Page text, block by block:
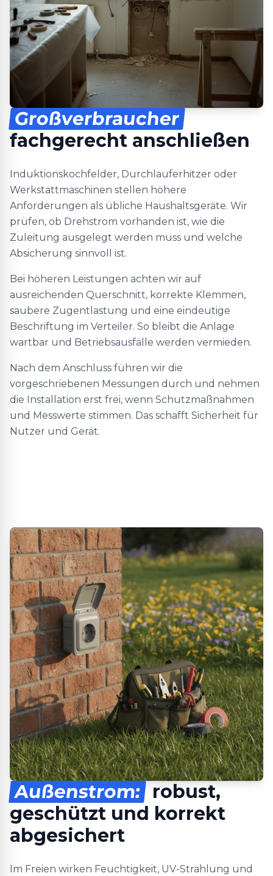
Großverbraucher
fachgerecht anschließen
Induktionskochfelder, Durchlauferhitzer oder
Werkstattmaschinen stellen höhere
Anforderungen als übliche Haushaltsgeräte. Wir
prüfen, ob Drehstrom vorhanden ist, wie die
Zuleitung ausgelegt werden muss und welche
Absicherung sinnvoll ist.
Bei höheren Leistungen achten wir auf
ausreichenden Querschnitt, korrekte Klemmen,
saubere Zugentlastung und eine eindeutige
Beschriftung im Verteiler. So bleibt die Anlage
wartbar und Betriebsausfälle werden vermieden.
Nach dem Anschluss führen wir die
vorgeschriebenen Messungen durch und nehmen
die Installation erst frei, wenn Schutzmaßnahmen
und Messwerte stimmen. Das schafft Sicherheit für
Nutzer und Gerät.
Außenstrom: robust,
geschützt und korrekt
abgesichert
Im Freien wirken Feuchtigkeit, UV-Strahlung und